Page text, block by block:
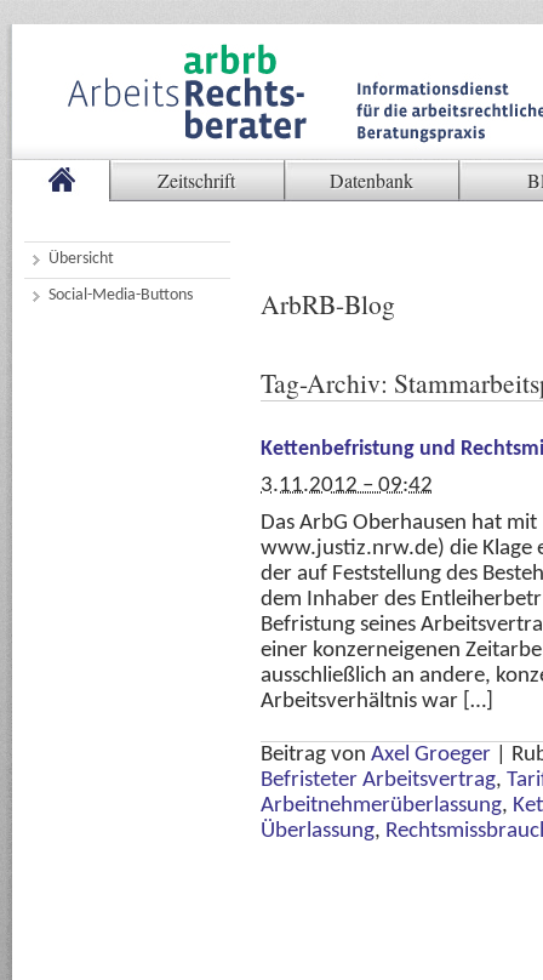
Zeitschrift Datenbank
Übersicht
Social-Media-Buttons
ArbRB-Blog
Tag-Archiv:
Kettenbefristung und
3.11.2012 – 09:42
Das ArbG Oberhausen hat
www.justiz.nrw.de) die Klage
der auf Feststellung des
dem Inhaber des
Befristung seines
einer konzerneigenen
ausschließlich an andere,
Arbeitsverhältnis war […]
Beitrag von Axel Groeger
Befristeter Arbeitsvertrag,
Arbeitnehmerüberlassung,
Überlassung,